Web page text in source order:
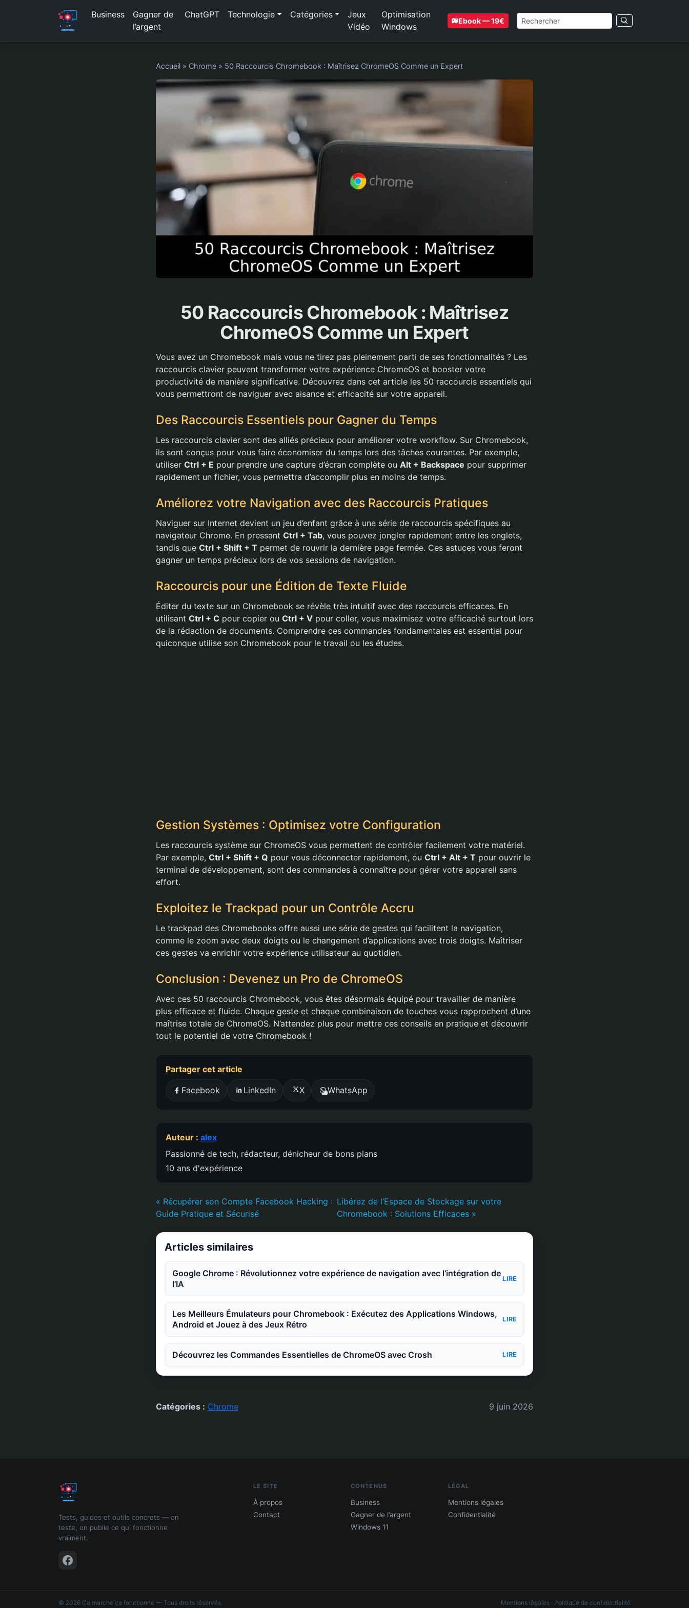
Business
Gagner de
l’argent
ChatGPT Technologie Catégories
Jeux
Vidéo
Optimisation
Windows
Ebook — 19€
Accueil » Chrome » 50 Raccourcis Chromebook : Maîtrisez ChromeOS Comme un Expert
50 Raccourcis Chromebook : Maîtrisez
ChromeOS Comme un Expert
Vous avez un Chromebook mais vous ne tirez pas pleinement parti de ses fonctionnalités ? Les
raccourcis clavier peuvent transformer votre expérience ChromeOS et booster votre
productivité de manière significative. Découvrez dans cet article les 50 raccourcis essentiels qui
vous permettront de naviguer avec aisance et efficacité sur votre appareil.
Des Raccourcis Essentiels pour Gagner du Temps
Les raccourcis clavier sont des alliés précieux pour améliorer votre workflow. Sur Chromebook,
ils sont conçus pour vous faire économiser du temps lors des tâches courantes. Par exemple,
utiliser Ctrl + E pour prendre une capture d’écran complète ou Alt + Backspace pour supprimer
rapidement un fichier, vous permettra d’accomplir plus en moins de temps.
Améliorez votre Navigation avec des Raccourcis Pratiques
Naviguer sur Internet devient un jeu d’enfant grâce à une série de raccourcis spécifiques au
navigateur Chrome. En pressant Ctrl + Tab, vous pouvez jongler rapidement entre les onglets,
tandis que Ctrl + Shift + T permet de rouvrir la dernière page fermée. Ces astuces vous feront
gagner un temps précieux lors de vos sessions de navigation.
Raccourcis pour une Édition de Texte Fluide
Éditer du texte sur un Chromebook se révèle très intuitif avec des raccourcis efficaces. En
utilisant Ctrl + C pour copier ou Ctrl + V pour coller, vous maximisez votre efficacité surtout lors
de la rédaction de documents. Comprendre ces commandes fondamentales est essentiel pour
quiconque utilise son Chromebook pour le travail ou les études.
Gestion Systèmes : Optimisez votre Configuration
Les raccourcis système sur ChromeOS vous permettent de contrôler facilement votre matériel.
Par exemple, Ctrl + Shift + Q pour vous déconnecter rapidement, ou Ctrl + Alt + T pour ouvrir le
terminal de développement, sont des commandes à connaître pour gérer votre appareil sans
effort.
Exploitez le Trackpad pour un Contrôle Accru
Le trackpad des Chromebooks offre aussi une série de gestes qui facilitent la navigation,
comme le zoom avec deux doigts ou le changement d’applications avec trois doigts. Maîtriser
ces gestes va enrichir votre expérience utilisateur au quotidien.
Conclusion : Devenez un Pro de ChromeOS
Avec ces 50 raccourcis Chromebook, vous êtes désormais équipé pour travailler de manière
plus efficace et fluide. Chaque geste et chaque combinaison de touches vous rapprochent d’une
maîtrise totale de ChromeOS. N’attendez plus pour mettre ces conseils en pratique et découvrir
tout le potentiel de votre Chromebook !
Partager cet article
Facebook LinkedIn X WhatsApp
Auteur : alex
Passionné de tech, rédacteur, dénicheur de bons plans
10 ans d'expérience
« Récupérer son Compte Facebook Hacking :
Guide Pratique et Sécurisé
Libérez de l’Espace de Stockage sur votre
Chromebook : Solutions Efficaces »
Articles similaires
Google Chrome : Révolutionnez votre expérience de navigation avec l’intégration de
l’IA
LIRE
Les Meilleurs Émulateurs pour Chromebook : Exécutez des Applications Windows,
Android et Jouez à des Jeux Rétro
LIRE
Découvrez les Commandes Essentielles de ChromeOS avec Crosh LIRE
Catégories : Chrome 9 juin 2026
Tests, guides et outils concrets — on
teste, on publie ce qui fonctionne
vraiment.
LE SITE
À propos
Contact
CONTENUS
Business
Gagner de l’argent
Windows 11
LÉGAL
Mentions légales
Confidentialité
© 2026 Ca marche ça fonctionne — Tous droits réservés. Mentions légales · Politique de confidentialité